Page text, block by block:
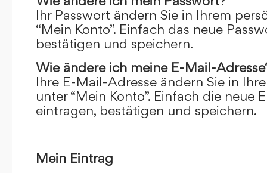
Ihr Passwort ändern Sie in Ihrem
“Mein Konto”. Einfach das neue
bestätigen und speichern.
Wie ändere ich meine E-Mail-
Ihre E-Mail-Adresse ändern Sie in
unter “Mein Konto”. Einfach die neue
eintragen, bestätigen und speichern.
Mein Eintrag